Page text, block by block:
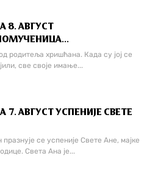
8. АВГУСТ
родитеља хришћана. Када су јој се
све своје имање...
7. АВГУСТ УСПЕНИЈЕ СВЕТЕ
се успеније Свете Ане, мајке
Света Ана је...